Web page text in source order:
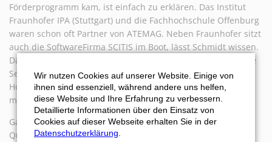
Förderprogramm kam, ist einfach zu erklären. Das Institut
Fraunhofer IPA (Stuttgart) und die Fachhochschule Offenburg
waren schon oft Partner von ATEMAG. Neben Fraunhofer sitzt
auch die SoftwareFirma SCITIS im Boot, lässt Schmidt wissen.
Das angemeldete Projekt nennt sich „VISKI“, was für virtuelle
Sensorik für smarte Prozessüberwachung am Beispiel der
Holzzerspanung steht. Im Fokus steht dabei ein kleiner Chip
mit der entsprechenden Softwareausstattung.
Ganz nebenbei: ATEMAG schreibt sich eine sehr hohe
Qualität auf die Fahne, denn Spindeln und Getriebe der
Wir nutzen Cookies auf unserer Website. Einige von
ihnen sind essenziell, während andere uns helfen,
diese Website und Ihre Erfahrung zu verbessern.
Detaillierte Informationen über den Einsatz von
Cookies auf dieser Webseite erhalten Sie in der
Datenschutzerklärung.